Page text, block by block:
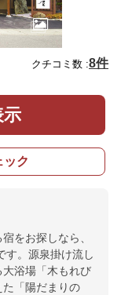
クチコミ数 :8件
ック
をお探しなら、
す。源泉掛け流し
浴場「木もれび
「陽だまりの